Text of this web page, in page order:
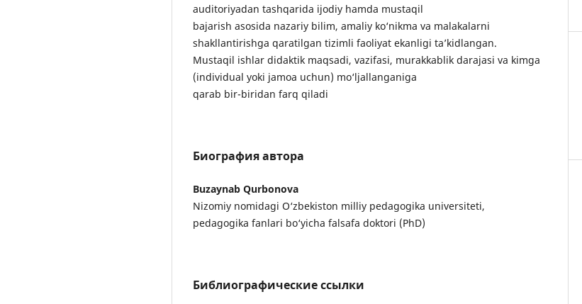
auditoriyadan tashqarida ijodiy hamda mustaqil
bajarish asosida nazariy bilim, amaliy ko‘nikma va malakalarni
shakllantirishga qaratilgan tizimli faoliyat ekanligi ta’kidlangan.
Mustaqil ishlar didaktik maqsadi, vazifasi, murakkablik darajasi va kimga
(individual yoki jamoa uchun) mo‘ljallanganiga
qarab bir-biridan farq qiladi
Биография автора
Buzaynab Qurbonova
Nizomiy nomidagi O‘zbekiston milliy pedagogika universiteti,
pedagogika fanlari bo‘yicha falsafa doktori (PhD)
Библиографические ссылки